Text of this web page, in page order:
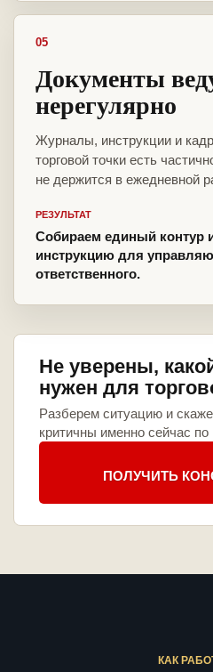
05
Документы
нерегулярно
Журналы, инструкции и
торговой точки есть
не держится в ежедневной
РЕЗУЛЬТАТ
Собираем единый контур
инструкцию для
ответственного.
Не уверены,
нужен для
Разберем ситуацию и
критичны именно сейчас по
ПОЛУЧИТЬ
КАК